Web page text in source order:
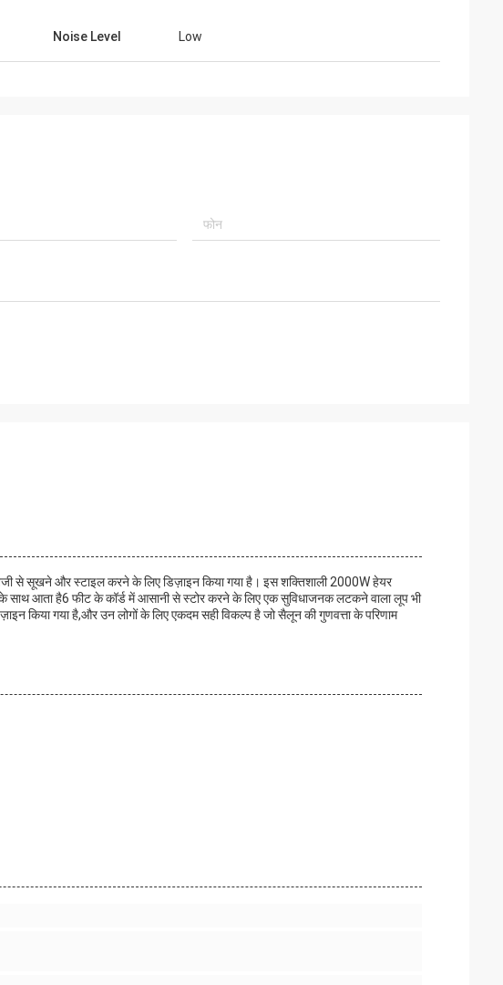
Noise Level Low
से सूखने और स्टाइल करने के लिए डिज़ाइन किया गया है। इस शक्तिशाली 2000W हेयर
आता है6 फीट के कॉर्ड में आसानी से स्टोर करने के लिए एक सुविधाजनक लटकने वाला लूप भी
किया गया है,और उन लोगों के लिए एकदम सही विकल्प है जो सैलून की गुणवत्ता के परिणाम